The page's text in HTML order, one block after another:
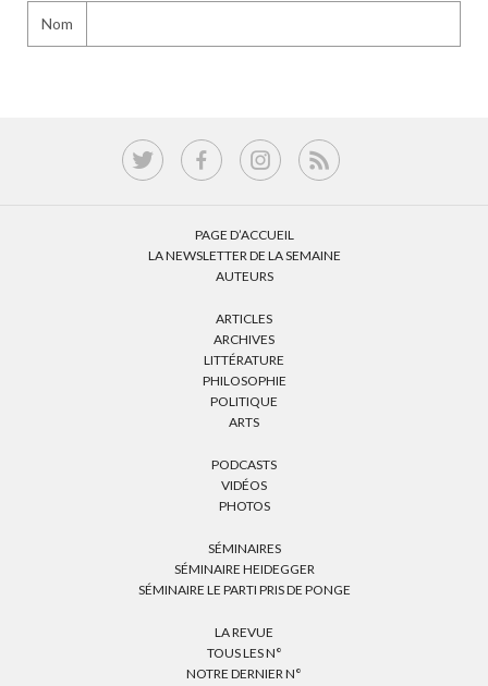
Nom
PAGE D’ACCUEIL
LA NEWSLETTER DE LA SEMAINE
AUTEURS
ARTICLES
ARCHIVES
LITTÉRATURE
PHILOSOPHIE
POLITIQUE
ARTS
PODCASTS
VIDÉOS
PHOTOS
SÉMINAIRES
SÉMINAIRE HEIDEGGER
SÉMINAIRE LE PARTI PRIS DE PONGE
LA REVUE
TOUS LES N°
NOTRE DERNIER N°